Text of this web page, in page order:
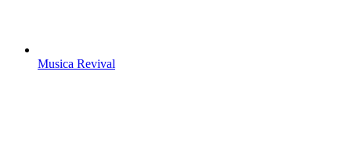
Musica Revival